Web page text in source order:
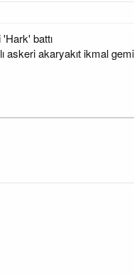
battı
askeri akaryakıt ikmal